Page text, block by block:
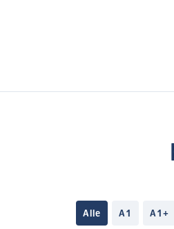
Alle A1 A1+